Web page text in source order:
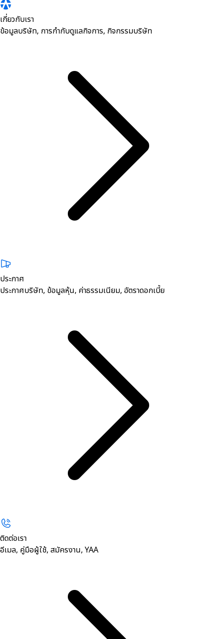
เกี่ยวกับเรา
ข้อมูลบริษัท, การกำกับดูแลกิจการ, กิจกรรมบริษัท
ประกาศ
ประกาศบริษัท, ข้อมูลหุ้น, ค่าธรรมเนียม, อัตราดอกเบี้ย
ติดต่อเรา
อีเมล, คู่มือผู้ใช้, สมัครงาน, YAA